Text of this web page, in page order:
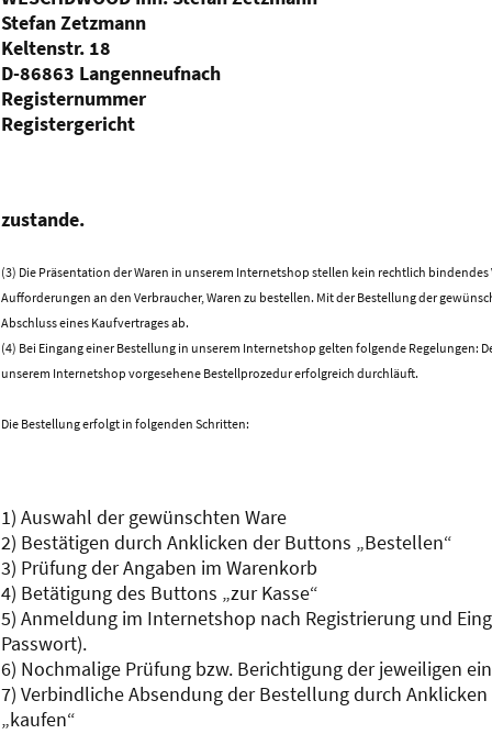
Stefan Zetzmann
Keltenstr. 18
D-86863 Langenneufnach
Registernummer
Registergericht
zustande.
(3) Die Präsentation der Waren in unserem Internetshop stellen kein rechtlich
Aufforderungen an den Verbraucher, Waren zu bestellen. Mit der Bestellung der
Abschluss eines Kaufvertrages ab.
(4) Bei Eingang einer Bestellung in unserem Internetshop gelten folgende Regelungen:
unserem Internetshop vorgesehene Bestellprozedur erfolgreich durchläuft.
Die Bestellung erfolgt in folgenden Schritten:
1) Auswahl der gewünschten Ware
2) Bestätigen durch Anklicken der Buttons „Bestellen“
3) Prüfung der Angaben im Warenkorb
4) Betätigung des Buttons „zur Kasse“
5) Anmeldung im Internetshop nach Registrierung und
Passwort).
6) Nochmalige Prüfung bzw. Berichtigung der jeweiligen
7) Verbindliche Absendung der Bestellung durch
„kaufen“